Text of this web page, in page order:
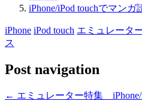
iPhone/iPod touchでマンガ
iPhone iPod touch エミュレータ
ス
Post navigation
← エミュレーター特集 iPhone/